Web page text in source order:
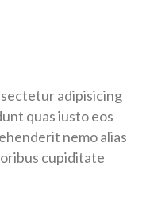
adipisicing
quas iusto eos
nemo alias
cupiditate